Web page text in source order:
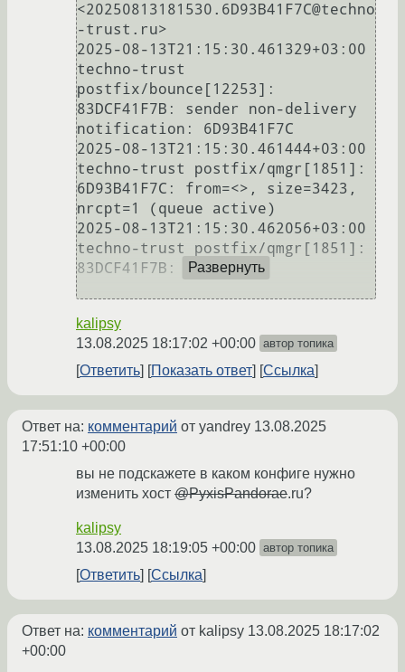
<20250813181530.6D93B41F7C@techno
-trust.ru>
2025-08-13T21:15:30.461329+03:00
techno-trust
postfix/bounce[12253]:
83DCF41F7B: sender non-delivery
notification: 6D93B41F7C
2025-08-13T21:15:30.461444+03:00
techno-trust postfix/qmgr[1851]:
6D93B41F7C: from=<>, size=3423,
nrcpt=1 (queue active)
2025-08-13T21:15:30.462056+03:00
techno-trust postfix/qmgr[1851]:
83DCF41F7B: removed
Развернуть
kalipsy
13.08.2025 18:17:02 +00:00 автор топика
Ответить Показать ответ Ссылка
Ответ на: комментарий от yandrey 13.08.2025
17:51:10 +00:00
вы не подскажете в каком конфиге нужно
изменить хост @PyxisPandorae.ru?
kalipsy
13.08.2025 18:19:05 +00:00 автор топика
Ответить Ссылка
Ответ на: комментарий от kalipsy 13.08.2025 18:17:02
+00:00